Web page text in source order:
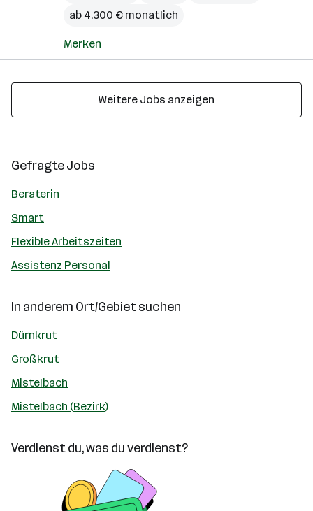
ab 4.300 € monatlich
Merken
Weitere Jobs anzeigen
Gefragte Jobs
Beraterin
Smart
Flexible Arbeitszeiten
Assistenz Personal
In anderem Ort/Gebiet suchen
Dürnkrut
Großkrut
Mistelbach
Mistelbach (Bezirk)
Verdienst du, was du verdienst?